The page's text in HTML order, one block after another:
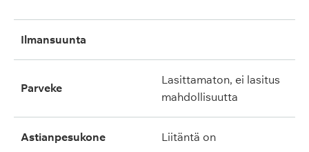
ilmansuunta
parveke
lasittamaton, ei lasitus
mahdollisuutta
astianpesukone liitäntä on